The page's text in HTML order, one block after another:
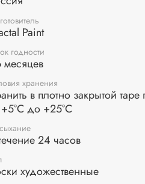
Дополнительное
Paint
годности
месяцев
хранения
в плотно закрытой таре
+5°С до +25°С
24 часов
художественные